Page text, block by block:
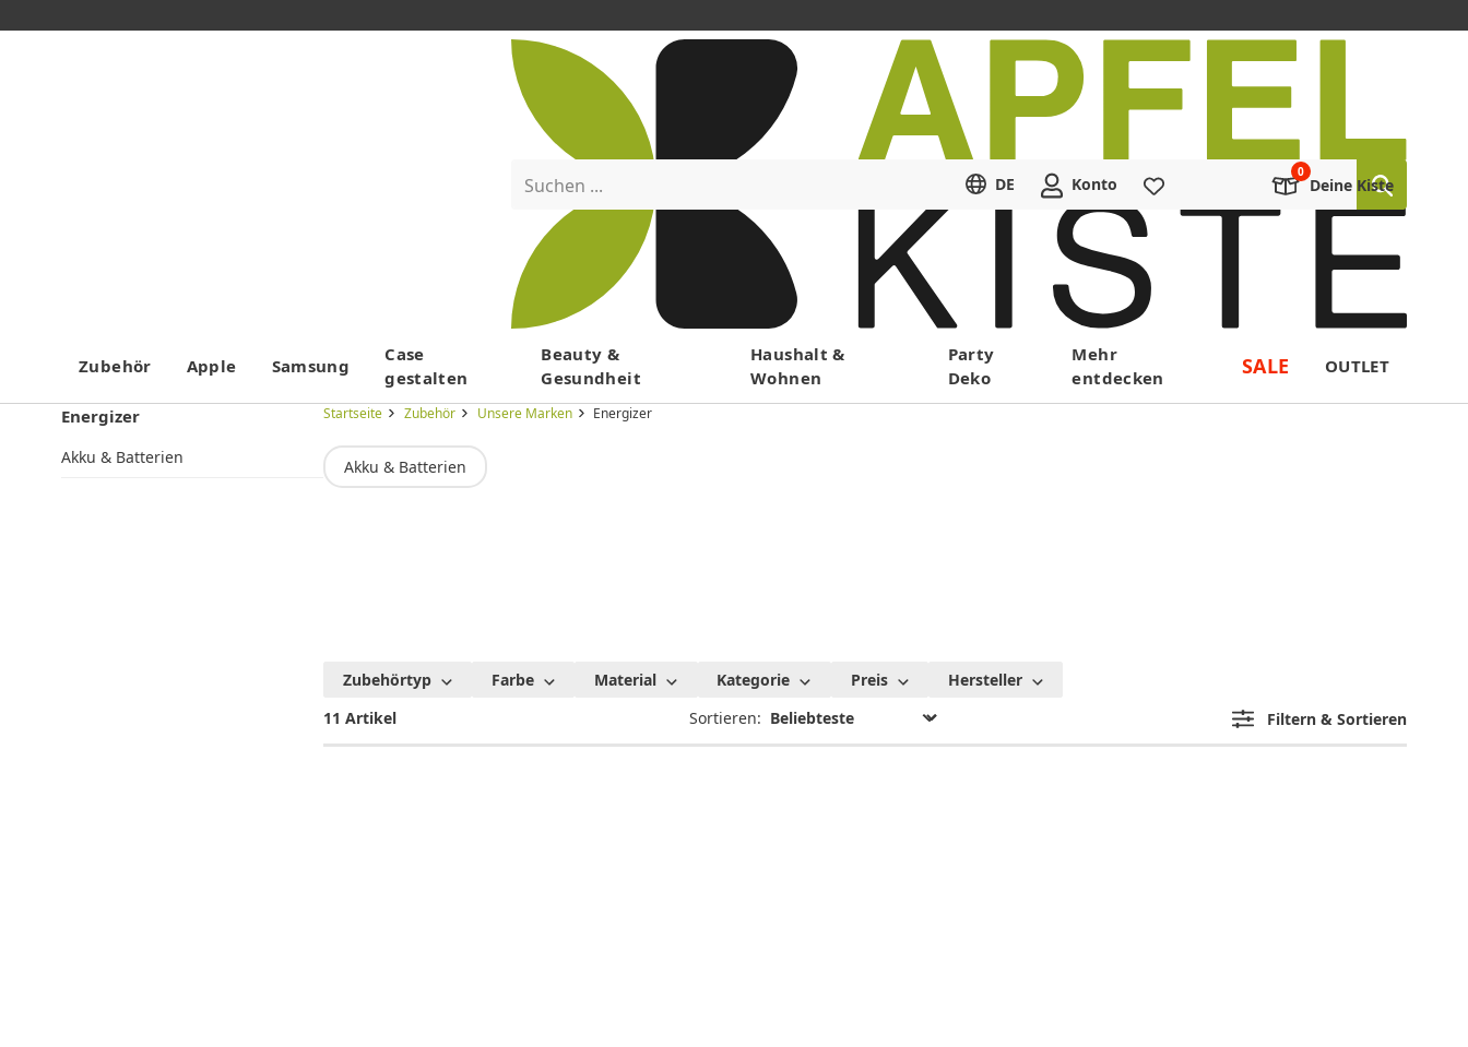
Menü
Suchen ... DE Konto Deine Kiste
Zubehör Apple Samsung
Case
gestalten
Beauty &
Gesundheit
Haushalt &
Wohnen
Party
Deko
Mehr
entdecken
SALE OUTLET
Energizer
Akku & Batterien
Startseite Zubehör Unsere Marken Energizer
Akku & Batterien
Alle
Energizer
Produkte
Zubehörtyp Farbe Material Kategorie Preis
Hersteller
11 Artikel
Sortieren: Filtern & Sortieren